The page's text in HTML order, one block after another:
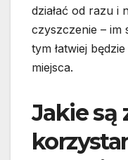
działać od razu i
czyszczenie – im
tym łatwiej
miejsca.
Jakie są